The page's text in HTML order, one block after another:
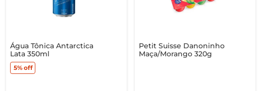
Água Tônica Antarctica
Lata 350ml
5%off
Petit Suisse Danoninho
Maça/Morango 320g